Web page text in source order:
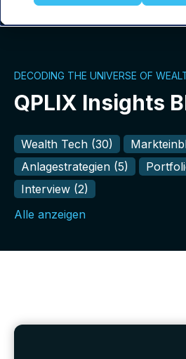
DECODING THE UNIVERSE OF
QPLIX Insights
Wealth Tech (30)
Anlagestrategien (5)
Interview (2)
Alle anzeigen